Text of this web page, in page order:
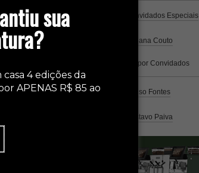
sua
casa 4 edições da
APENAS R$ 85 ao
Coluna Café por Convidados Especiais
por Cristiana Couto
por Convidados
Especiais
Análisepor Caio Alonso Fontes
por Gustavo Paiva